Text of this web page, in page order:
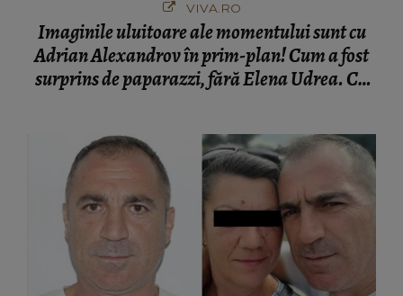
VIVA.RO
Imaginile uluitoare ale momentului sunt cu
Adrian Alexandrov în prim-plan! Cum a fost
surprins de paparazzi, fără Elena Udrea. Cu